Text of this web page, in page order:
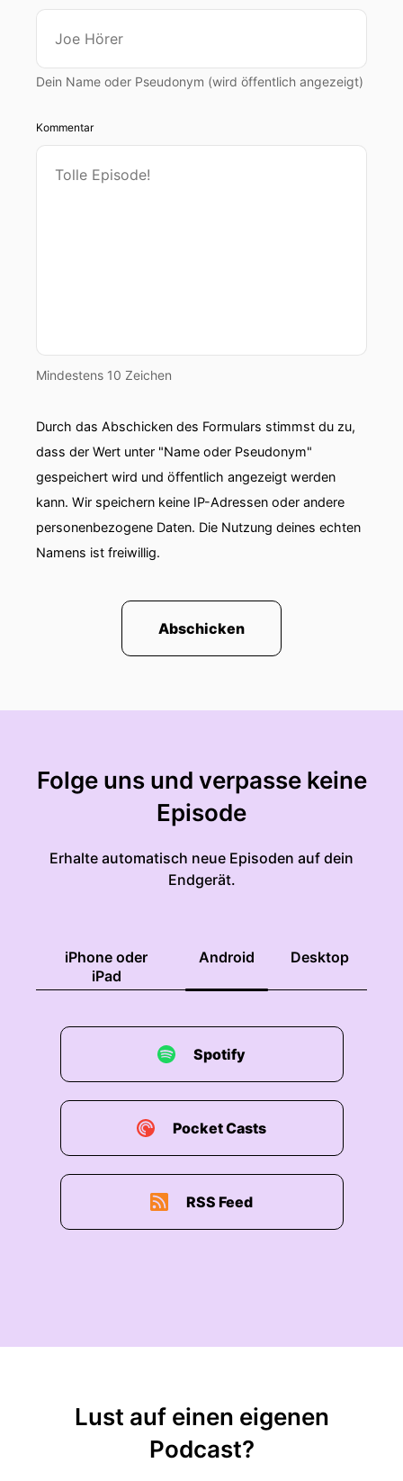
Dein Name oder Pseudonym (wird öffentlich angezeigt)
Kommentar
Mindestens 10 Zeichen
Durch das Abschicken des Formulars stimmst du zu,
dass der Wert unter "Name oder Pseudonym"
gespeichert wird und öffentlich angezeigt werden
kann. Wir speichern keine IP-Adressen oder andere
personenbezogene Daten. Die Nutzung deines echten
Namens ist freiwillig.
Abschicken
Folge uns und verpasse keine
Episode
Erhalte automatisch neue Episoden auf dein
Endgerät.
iPhone oder
iPad
Android Desktop
Spotify
Pocket Casts
RSS Feed
Lust auf einen eigenen
Podcast?